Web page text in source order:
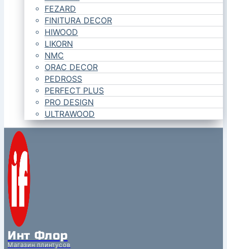
FEZARD
FINITURA DECOR
HIWOOD
LIKORN
NMC
ORAC DECOR
PEDROSS
PERFECT PLUS
PRO DESIGN
ULTRAWOOD
Инт Флор
Магазин плинтусов